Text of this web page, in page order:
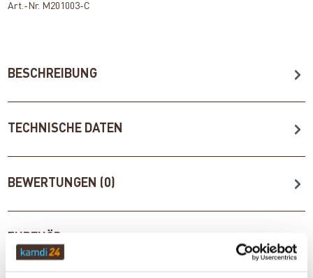
Art.-Nr. M201003-C
BESCHREIBUNG
TECHNISCHE DATEN
BEWERTUNGEN (0)